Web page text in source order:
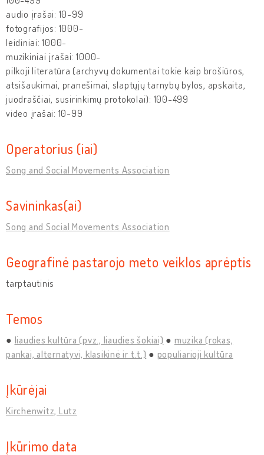
audio įrašai: 10-99
fotografijos: 1000-
leidiniai: 1000-
muzikiniai įrašai: 1000-
pilkoji literatūra (archyvų dokumentai tokie kaip brošiūros,
atsišaukimai, pranešimai, slaptųjų tarnybų bylos, apskaita,
juodraščiai, susirinkimų protokolai): 100-499
video įrašai: 10-99
Operatorius (iai)
Song and Social Movements Association
Savininkas(ai)
Song and Social Movements Association
Geografinė pastarojo meto veiklos aprėptis
tarptautinis
Temos
liaudies kultūra (pvz., liaudies šokiai)
muzika (rokas,
pankai, alternatyvi, klasikinė ir t.t.)
populiarioji kultūra
Įkūrėjai
Kirchenwitz, Lutz
Įkūrimo data